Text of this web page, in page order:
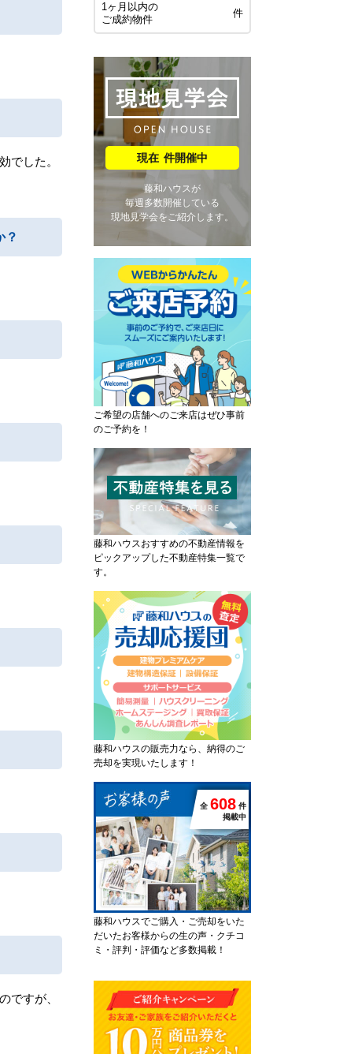
でした。
？
ですが、
1ヶ月以内の
ご成約物件
件
件開催中
藤和ハウスが
毎週多数開催している
現地見学会をご紹介します。
ご希望の店舗へのご来店はぜひ事前
のご予約を！
藤和ハウスおすすめの不動産情報を
ピックアップした不動産特集一覧で
す。
藤和ハウスの販売力なら、納得のご
売却を実現いたします！
全 608 件
掲載中
藤和ハウスでご購入・ご売却をいた
だいたお客様からの生の声・クチコ
ミ・評判・評価など多数掲載！